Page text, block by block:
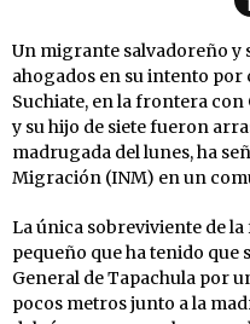
Un migrante salvadoreño y
ahogados en su intento por
Suchiate, en la frontera con
y su hijo de siete fueron
madrugada del lunes, ha
Migración (INM) en un
La única sobreviviente de
pequeño que ha tenido que
General de Tapachula por
pocos metros junto a la